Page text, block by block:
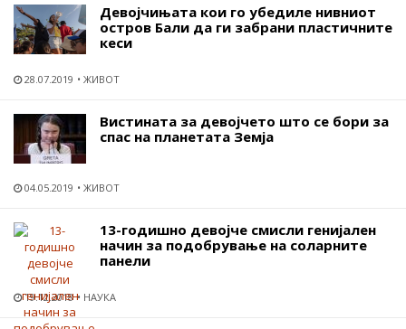
Девојчињата кои го убедиле нивниот
остров Бали да ги забрани пластичните
кеси
28.07.2019 ЖИВОТ
Вистината за девојчето што се бори за
спас на планетата Земја
04.05.2019 ЖИВОТ
13-годишно девојче смисли генијален
начин за подобрување на соларните
панели
19.12.2018 НАУКА